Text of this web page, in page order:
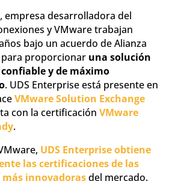
empresa desarrolladora del
y VMware trabajan
bajo un acuerdo de Alianza
para proporcionar una solución
confiable y de máximo
. UDS Enterprise está presente en
VMware Solution Exchange
con la certificación VMware
.
UDS Enterprise obtiene
las certificaciones de las
innovadorasdel mercado.